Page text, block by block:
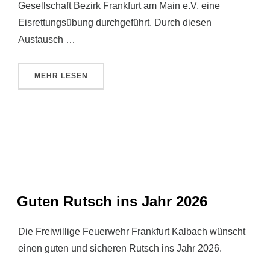
Gesellschaft Bezirk Frankfurt am Main e.V. eine
Eisrettungsübung durchgeführt. Durch diesen
Austausch …
MEHR ÜBER „EISRETTUNGSÜBUNG“
LESEN
Guten Rutsch ins Jahr 2026
Die Freiwillige Feuerwehr Frankfurt Kalbach wünscht
einen guten und sicheren Rutsch ins Jahr 2026.